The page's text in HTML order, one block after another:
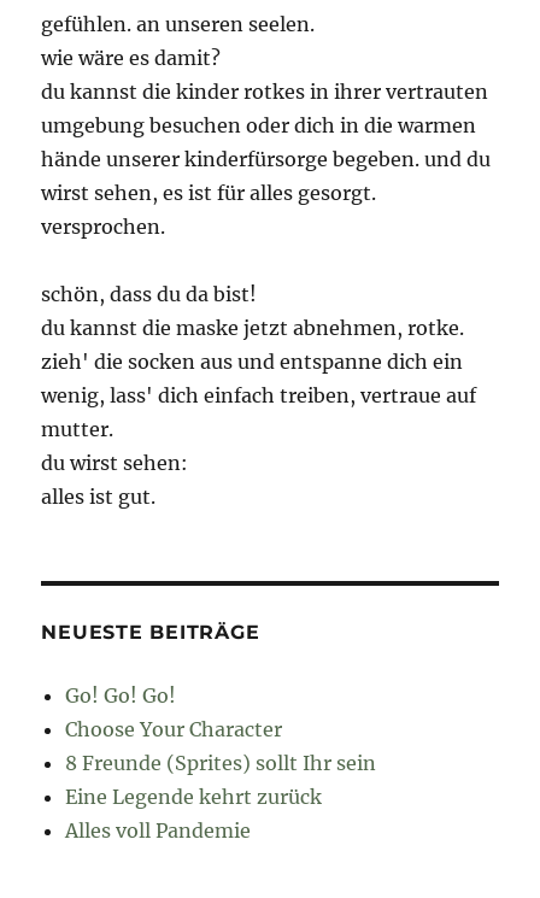
gefühlen. an unseren seelen.
wie wäre es damit?
du kannst die kinder rotkes in ihrer vertrauten
umgebung besuchen oder dich in die warmen
hände unserer kinderfürsorge begeben. und du
wirst sehen, es ist für alles gesorgt.
versprochen.
schön, dass du da bist!
du kannst die maske jetzt abnehmen, rotke.
zieh' die socken aus und entspanne dich ein
wenig, lass' dich einfach treiben, vertraue auf
mutter.
du wirst sehen:
alles ist gut.
NEUESTE BEITRÄGE
Go! Go! Go!
Choose Your Character
8 Freunde (Sprites) sollt Ihr sein
Eine Legende kehrt zurück
Alles voll Pandemie